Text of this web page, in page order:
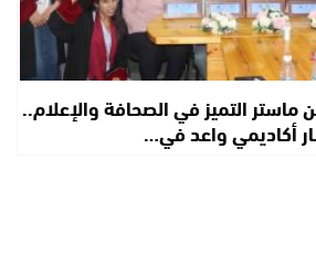
ماستر التميز في الصحافة والإعلام..
واعد في…